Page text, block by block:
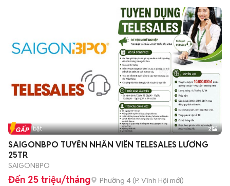
Tin nổi bật 2
SAIGONBPO TUYỂN NHÂN VIÊN TELESALES LƯƠNG
25TR
SAIGONBPO
Đến 25 triệu/tháng Phường 4 (P. Vĩnh Hội mới)